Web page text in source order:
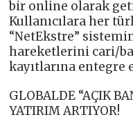
bir online olarak
Kullanıcılara her
“NetEkstre”
hareketlerini cari/
kayıtlarına entegre
GLOBALDE “AÇIK
YATIRIM ARTIYOR!